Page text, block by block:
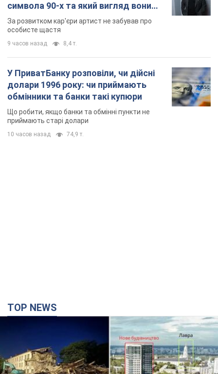
символа 90-х та який вигляд вони
мають
За розвитком кар'єри артист не забував про
особисте щастя
9 часов назад 8,4 т.
У ПриватБанку розповіли, чи дійсні
долари 1996 року: чи приймають
обмінники та банки такі купюри
Що робити, якщо банки та обмінні пункти не
приймають старі долари
10 часов назад 74,9 т.
TOP NEWS